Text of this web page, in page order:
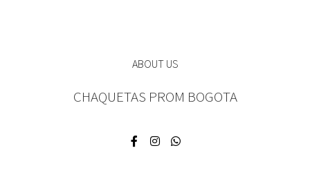
ABOUT US
CHAQUETAS PROM BOGOTA